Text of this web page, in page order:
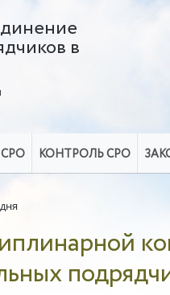
в
КОНТРОЛЬ СРО